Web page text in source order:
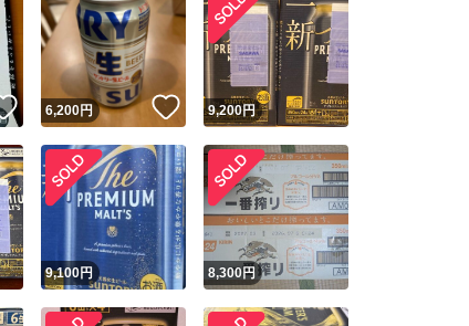
いいね！
6,200円 いいね！
9,200円
9,100円 8,300円